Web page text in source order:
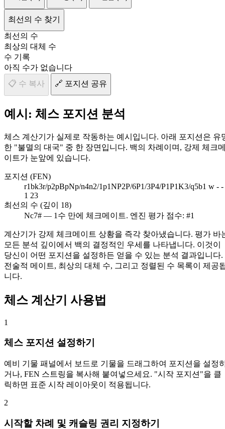
최선의 수 찾기
최선의 수
최상의 대체 수
수 기록
아직 수가 없습니다
📋 수 복사
🔗 포지션 공유
예시: 체스 포지션 분석
체스 계산기가 실제로 작동하는 예시입니다. 아래 포지션은 유
한 "불멸의 대국" 중 한 장면입니다. 백의 차례이며, 강제 체크
이트가 눈앞에 있습니다.
포지션 (FEN)
r1bk3r/p2pBpNp/n4n2/1p1NP2P/6P1/3P4/P1P1K3/q5b1 w - -
1 23
최선의 수 (깊이 18)
Nc7# — 1수 만에 체크메이트. 엔진 평가 점수: #1
계산기가 강제 체크메이트 상황을 즉각 찾아냈습니다. 평가 바
모든 분석 깊이에서 백의 결정적인 우세를 나타냅니다. 이것이
당신이 어떤 포지션을 설정하든 얻을 수 있는 분석 결과입니다.
전술적 메이트, 최상의 대체 수, 그리고 정렬된 수 목록이 제공
니다.
체스 계산기 사용법
1
체스 포지션 설정하기
예비 기물 패널에서 보드로 기물을 드래그하여 포지션을 설정
거나, FEN 스트링을 복사해 붙여넣으세요. "시작 포지션"을 클
릭하면 표준 시작 레이아웃이 적용됩니다.
2
시작할 차례 및 캐슬링 권리 지정하기